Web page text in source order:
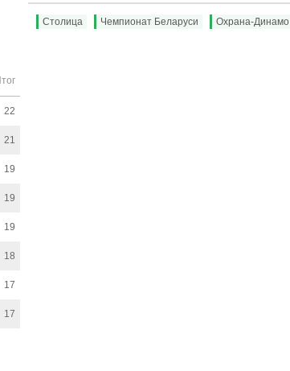
22
21
19
19
19
18
17
17
Столица Чемпионат Беларуси Охрана-Динамо